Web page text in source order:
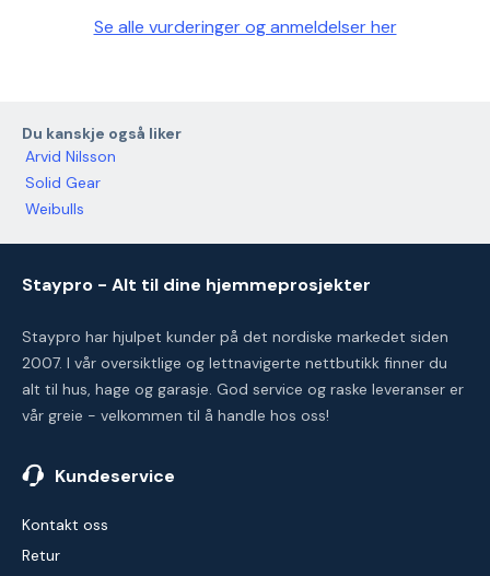
Se alle vurderinger og anmeldelser her
Du kanskje også liker
Arvid Nilsson
Solid Gear
Weibulls
Staypro - Alt til dine hjemmeprosjekter
Staypro har hjulpet kunder på det nordiske markedet siden
2007. I vår oversiktlige og lettnavigerte nettbutikk finner du
alt til hus, hage og garasje. God service og raske leveranser er
vår greie - velkommen til å handle hos oss!
Kundeservice
Kontakt oss
Retur